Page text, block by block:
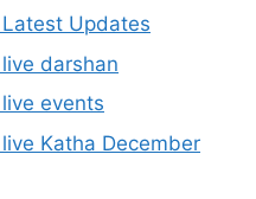
Updates
darshan
events
Katha December